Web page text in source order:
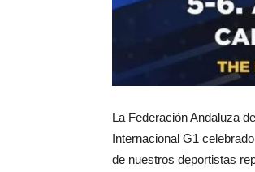
La Federación Andaluza
Internacional G1
de nuestros deportistas